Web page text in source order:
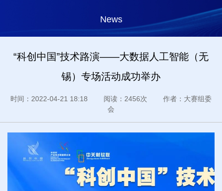
News
“科创中国”技术路演——大数据人工智能（无
锡）专场活动成功举办
时间：2022-04-21 18:18 阅读：2456次 作者：大赛组委
会